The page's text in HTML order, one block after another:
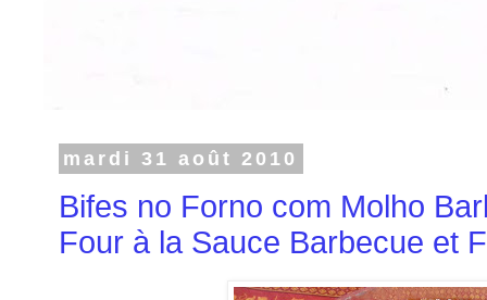
mardi 31 août 2010
Bifes no Forno com Molho
Four à la Sauce Barbecue et